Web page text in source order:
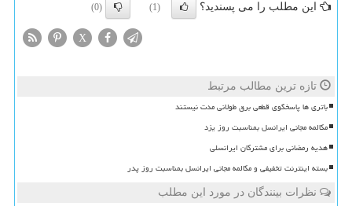
این مطلب را می پسندید؟ (1)
(0)
X
تازه ترین مطالب مرتبط
باتری ها پاسخگوی قطعی برق طولانی مدت نیستند
مکالمه مجانی ایرانسل بمناسبت روز یزد
هدیه رمضانی برای مشترکان ایرانسلی
بسته اینترنت تخفیفی و مکالمه مجانی ایرانسل بمناسبت روز پدر
نظرات بینندگان در مورد این مطلب